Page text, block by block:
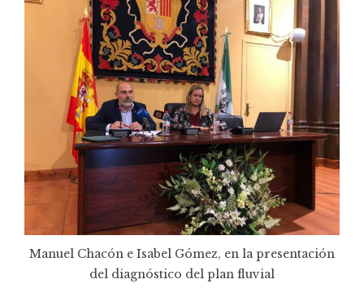
Manuel Chacón e Isabel Gómez, en la presentación
del diagnóstico del plan fluvial